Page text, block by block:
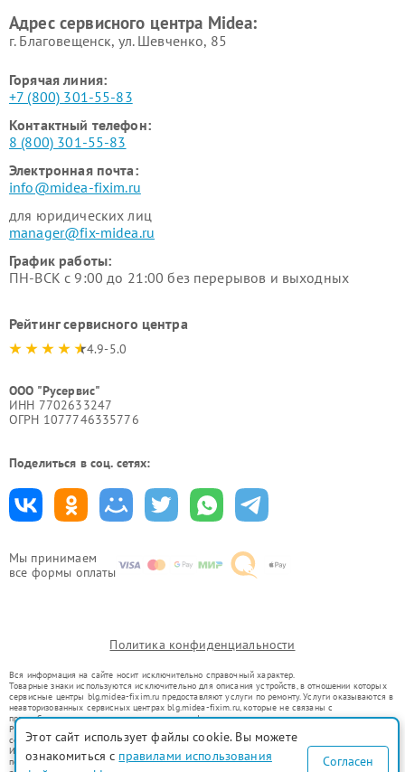
Мы принимаем
все формы оплаты
Midea
Адрес сервисного центра Midea:
г. Благовещенск, ул. Шевченко, 85
Горячая линия:
+7 (800) 301-55-83
Контактный телефон:
8 (800) 301-55-83
Электронная почта:
info@midea-fixim.ru
для юридических лиц
manager@fix-midea.ru
График работы:
ПН-ВСК с 9:00 до 21:00 без перерывов и выходных
Рейтинг сервисного центра
4.9-5.0
ООО "Русервис"
ИНН 7702633247
ОГРН 1077746335776
Поделиться в соц. сетях:
Политика конфиденциальности
Вся информация на сайте носит исключительно справочный характер.
Товарные знаки используются исключительно для описания устройств, в отношении которых
сервисные центры blg.midea-fixim.ru предоставляют услуги по ремонту. Услуги оказываются в
неавторизованных сервисных центрах blg.midea-fixim.ru, которые не связаны с
правообладателями товарных знаков или их официальными представителями.
Ремонт осуществляется для устройств, уже введенных в гражданский оборот в соответствии
со статьей 1487 ГК РФ.
Использование товарных знаков не преследует цели индивидуализации услуг или введения
потребителей в заблуждение, а служит для информирования о предоставляемых услугах по
Этот сайт использует файлы cookie. Вы можете
ознакомиться с правилами использования
Согласен